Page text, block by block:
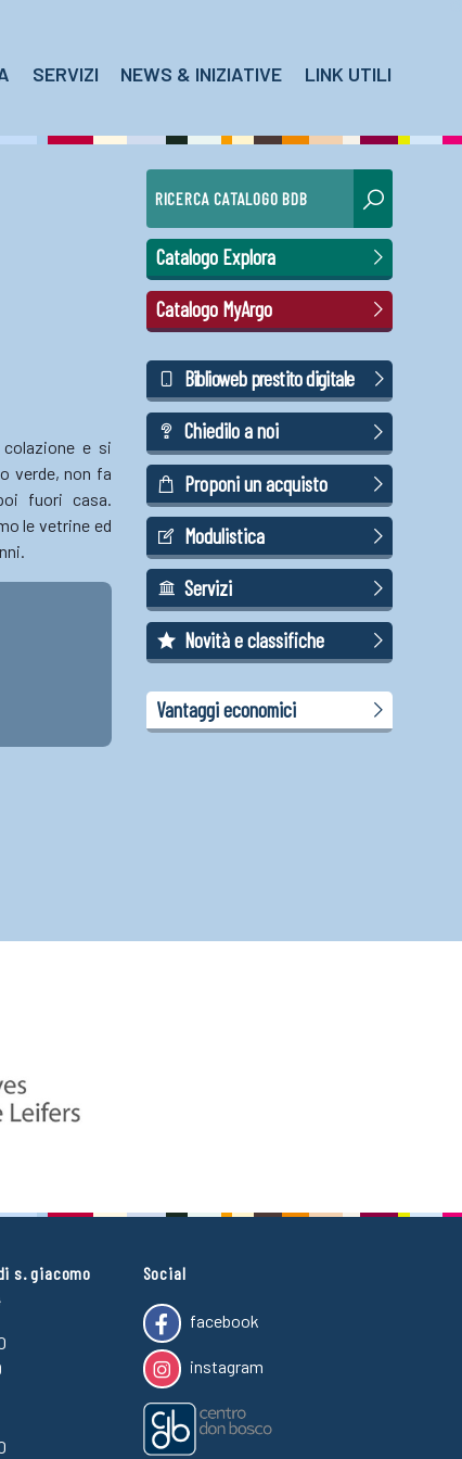
SERVIZI NEWS & INIZIATIVE LINK UTILI
e si
verde, non fa
fuori casa.
le vetrine ed
RICERCA CATALOGO BDB
Catalogo Explora
Catalogo MyArgo
Biblioweb prestito digitale
Chiedilo a noi
Proponi un acquisto
Modulistica
Servizi
Novità e classifiche
Vantaggi economici
s. giacomo
Social
facebook
instagram